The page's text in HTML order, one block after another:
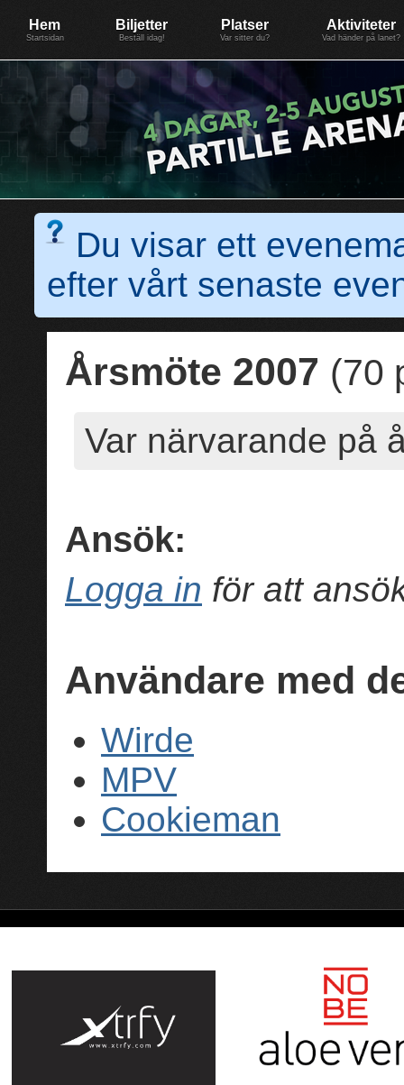
Hem
Startsidan
Biljetter
Beställ idag!
Platser
Var sitter du?
Aktiviteter
Vad händer på lanet?
Du visar ett
efter vårt senaste
Årsmöte 2007 (70
Var närvarande på
Ansök:
Logga in för att
Användare med
Wirde
MPV
Cookieman